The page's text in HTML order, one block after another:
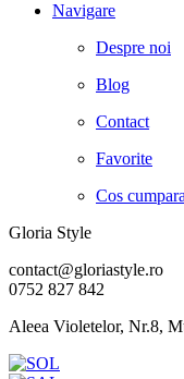
Navigare
Despre noi
Blog
Contact
Favorite
Cos
Gloria Style
contact@gloriastyle.ro
0752 827 842
Aleea Violetelor, Nr.8,